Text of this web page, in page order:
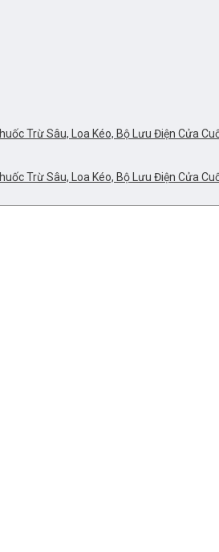
Trừ Sâu, Loa Kéo, Bộ Lưu Điện Cửa
Trừ Sâu, Loa Kéo, Bộ Lưu Điện Cửa